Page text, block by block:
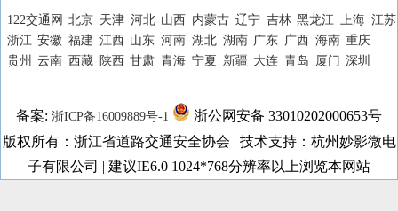
122交通网 北京 天津 河北 山西 内蒙古 辽宁 吉林 黑龙江 上海 江苏
浙江 安徽 福建 江西 山东 河南 湖北 湖南 广东 广西 海南 重庆
贵州
云南 西藏 陕西 甘肃 青海 宁夏 新疆 大连 青岛 厦门 深圳
备案: 浙ICP备16009889号-1
浙公网安备 33010202000653号
版权所有：浙江省道路交通安全协会 | 技术支持：杭州妙影微电
子有限公司 | 建议IE6.0 1024*768分辨率以上浏览本网站